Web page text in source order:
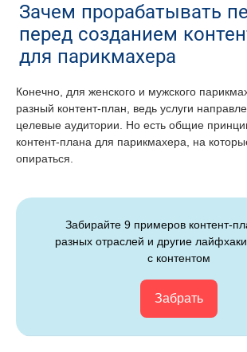
Зачем прорабатывать
перед созданием
для парикмахера
Конечно, для женского и мужского
разный контент-план, ведь услуги
целевые аудитории. Но есть общие
контент-плана для парикмахера, на
опираться.
Забирайте 9 примеров контент-
разных отраслей и другие
с контентом
Забрать